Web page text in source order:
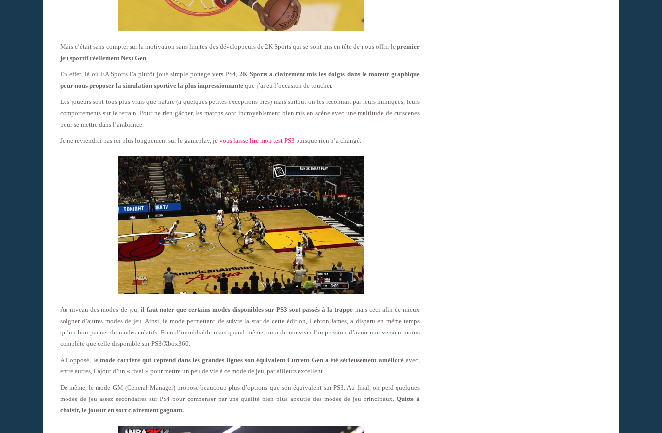
Mais c’était sans compter sur la motivation sans limites des développeurs de 2K Sports qui se sont mis en tête de nous offrir le premier
jeu sportif réellement Next Gen
En effet, là où EA Sports l’a plutôt joué simple portage vers PS4, 2K Sports a clairement mis les doigts dans le moteur graphique
pour nous proposer la simulation sportive la plus impressionnante que j’ai eu l’occasion de toucher.
Les joueurs sont tous plus vrais que nature (à quelques petites exceptions près) mais surtout on les reconnait par leurs mimiques, leurs
comportements sur le terrain. Pour ne rien gâcher, les matchs sont incroyablement bien mis en scène avec une multitude de cutscenes
pour se mettre dans l’ambiance.
Je ne reviendrai pas ici plus longuement sur le gameplay, je vous laisse lire mon test PS3 puisque rien n’a changé.
Au niveau des modes de jeu, il faut noter que certains modes disponibles sur PS3 sont passés à la trappe mais ceci afin de mieux
soigner d’autres modes de jeu. Ainsi, le mode permettant de suivre la star de cette édition, Lebron James, a disparu en même temps
qu’un bon paquet de modes créatifs. Rien d’inoubliable mais quand même, on a de nouveau l’impression d’avoir une version moins
complète que celle disponible sur PS3/Xbox360.
A l’opposé, le mode carrière qui reprend dans les grandes lignes son équivalent Current Gen a été sérieusement amélioréavec,
entre autres, l’ajout d’un « rival » pour mettre un peu de vie à ce mode de jeu, par ailleurs excellent.
De même, le mode GM (General Manager) propose beaucoup plus d’options que son équivalent sur PS3. Au final, on perd quelques
modes de jeu assez secondaires sur PS4 pour compenser par une qualité bien plus aboutie des modes de jeu principaux.Quitte à
choisir, le joueur en sort clairement gagnant.